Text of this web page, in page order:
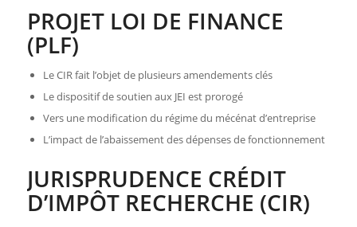
PROJET LOI DE FINANCE
(PLF)
Le CIR fait l’objet de plusieurs amendements clés
Le dispositif de soutien aux JEI est prorogé
Vers une modification du régime du mécénat d’entreprise
L’impact de l’abaissement des dépenses de fonctionnement
JURISPRUDENCE CRÉDIT
D’IMPÔT RECHERCHE (CIR)